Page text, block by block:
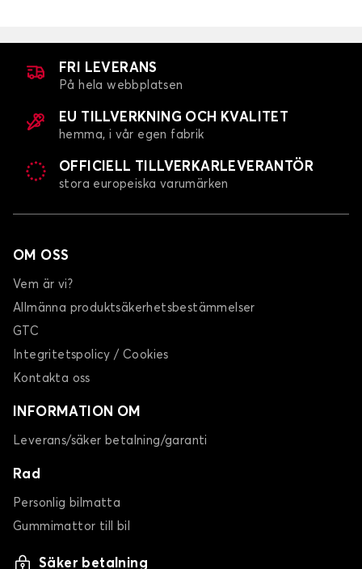
FRI LEVERANS
På hela webbplatsen
EU TILLVERKNING OCH KVALITET
hemma, i vår egen fabrik
OFFICIELL TILLVERKARLEVERANTÖR
stora europeiska varumärken
OM OSS
Vem är vi?
Allmänna produktsäkerhetsbestämmelser
GTC
Integritetspolicy / Cookies
Kontakta oss
INFORMATION OM
Leverans/säker betalning/garanti
Rad
Personlig bilmatta
Gummimattor till bil
Säker betalning